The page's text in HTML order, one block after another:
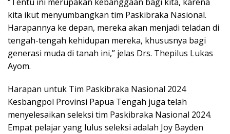
kita ikut menyumbangkan tim Paskibraka Nasional.
Harapannya ke depan, mereka akan menjadi teladan di
tengah-tengah kehidupan mereka, khususnya bagi
generasi muda di tanah ini,” jelas Drs. Thepilus Lukas
Ayom.
Harapan untuk Tim Paskibraka Nasional 2024
Kesbangpol Provinsi Papua Tengah juga telah
menyelesaikan seleksi tim Paskibraka Nasional 2024.
Empat pelajar yang lulus seleksi adalah Joy Bayden